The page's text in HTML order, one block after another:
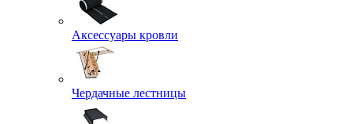
Аксессуары кровли
Чердачные лестницы